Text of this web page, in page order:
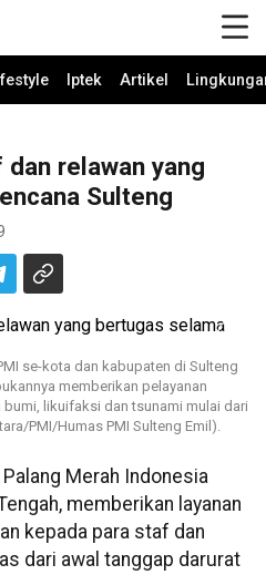
Iptek Artikel
relawan yang
Sulteng
se-kota dan kabupaten di Sulteng
memberikan pelayanan
likuifaksi dan tsunami mulai dari
PMI/Humas PMI Sulteng Emil).
Merah Indonesia
memberikan layanan
kepada para staf dan
dari awal tanggap darurat